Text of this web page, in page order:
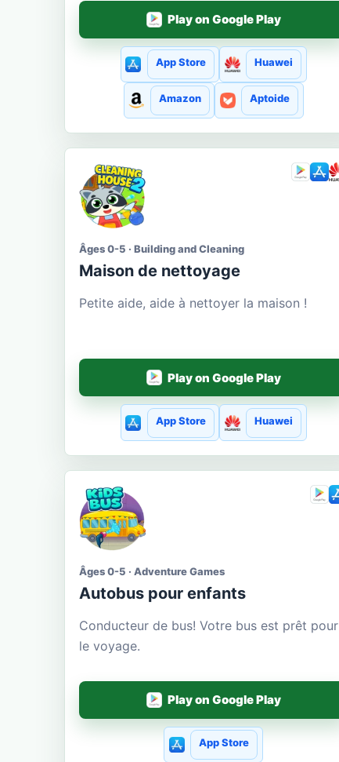
Play on Google Play
App Store Huawei
Amazon Aptoide
Âges 0-5 · Building and Cleaning
Maison de nettoyage
Petite aide, aide à nettoyer la maison !
Play on Google Play
App Store Huawei
Âges 0-5 · Adventure Games
Autobus pour enfants
Conducteur de bus! Votre bus est prêt pour
le voyage.
Play on Google Play
App Store